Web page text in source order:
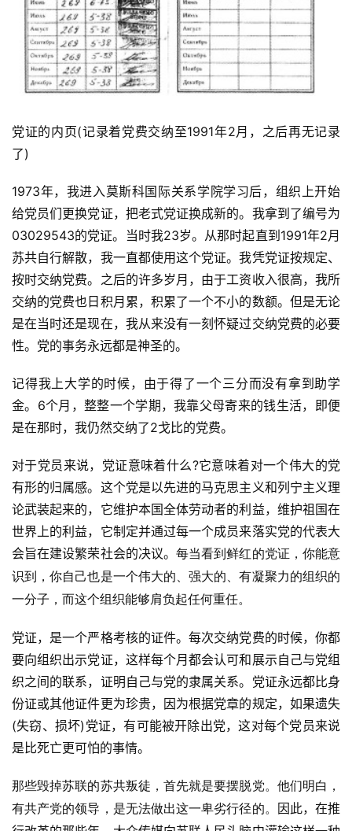
文
章
分
类
题
列
表
快
讯
更
多
页
面
党证的内页(记录着党费交纳至1991年2月，之后再无记录
了)
1973年，我进入莫斯科国际关系学院学习后，组织上开始
给党员们更换党证，把老式党证换成新的。我拿到了编号为
03029543的党证。当时我23岁。从那时起直到1991年2月
苏共自行解散，我一直都使用这个党证。我凭党证按规定、
按时交纳党费。之后的许多岁月，由于工资收入很高，我所
交纳的党费也日积月累，积累了一个不小的数额。但是无论
是在当时还是现在，我从来没有一刻怀疑过交纳党费的必要
性。党的事务永远都是神圣的。
记得我上大学的时候，由于得了一个三分而没有拿到助学
金。6个月，整整一个学期，我靠父母寄来的钱生活，即便
是在那时，我仍然交纳了2戈比的党费。
对于党员来说，党证意味着什么?它意味着对一个伟大的党
有形的归属感。这个党是以先进的马克思主义和列宁主义理
论武装起来的，它维护本国全体劳动者的利益，维护祖国在
世界上的利益，它制定并通过每一个成员来落实党的代表大
会旨在建设繁荣社会的决议。每当看到鲜红的党证，你能意
识到，你自己也是一个伟大的、强大的、有凝聚力的组织的
一分子，而这个组织能够肩负起任何重任。
党证，是一个严格考核的证件。每次交纳党费的时候，你都
要向组织出示党证，这样每个月都会认可和展示自己与党组
织之间的联系，证明自己与党的隶属关系。党证永远都比身
份证或其他证件更为珍贵，因为根据党章的规定，如果遗失
(失窃、损坏)党证，有可能被开除出党，这对每个党员来说
是比死亡更可怕的事情。
那些毁掉苏联的苏共叛徒，首先就是要摆脱党。他们明白，
有共产党的领导，是无法做出这一卑劣行径的。
因此，在推